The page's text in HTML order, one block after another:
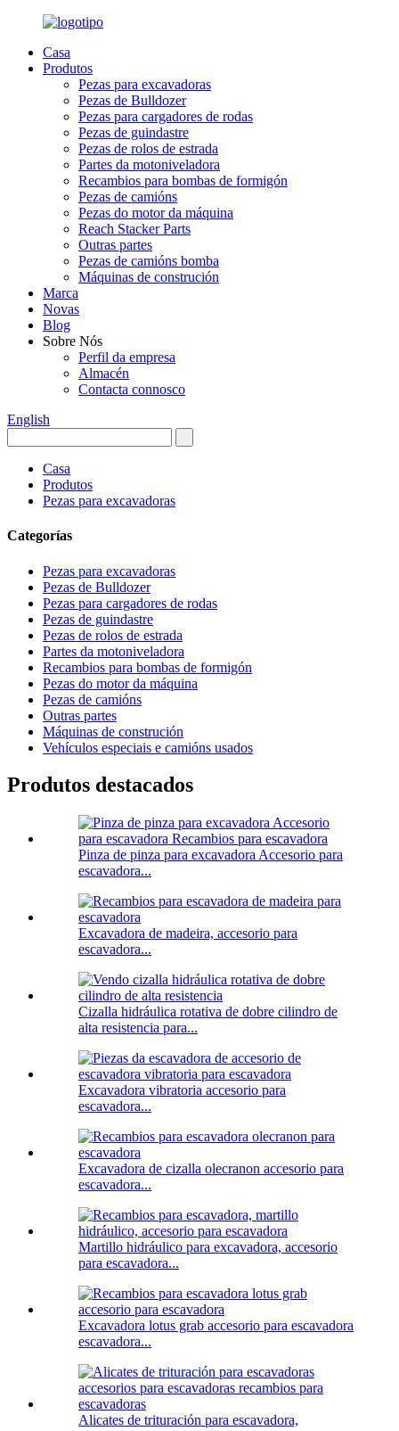
Casa
Produtos
Pezas para excavadoras
Pezas de Bulldozer
Pezas para cargadores de rodas
Pezas de guindastre
Pezas de rolos de estrada
Partes da motoniveladora
Recambios para bombas de formigón
Pezas de camións
Pezas do motor da máquina
Reach Stacker Parts
Outras partes
Pezas de camións bomba
Máquinas de construción
Marca
Novas
Blog
Sobre Nós
Perfil da empresa
Almacén
Contacta connosco
English
Casa
Produtos
Pezas para excavadoras
Categorías
Pezas para excavadoras
Pezas de Bulldozer
Pezas para cargadores de rodas
Pezas de guindastre
Pezas de rolos de estrada
Partes da motoniveladora
Recambios para bombas de formigón
Pezas do motor da máquina
Pezas de camións
Outras partes
Máquinas de construción
Vehículos especiais e camións usados
Produtos destacados
Pinza de pinza para excavadora Accesorio para
escavadora...
Excavadora de madeira, accesorio para
escavadora...
Cizalla hidráulica rotativa de dobre cilindro de
alta resistencia para...
Excavadora vibratoria accesorio para
escavadora...
Excavadora de cizalla olecranon accesorio para
escavadora...
Martillo hidráulico para excavadora, accesorio
para escavadora...
Excavadora lotus grab accesorio para escavadora
escavadora...
Alicates de trituración para escavadora,